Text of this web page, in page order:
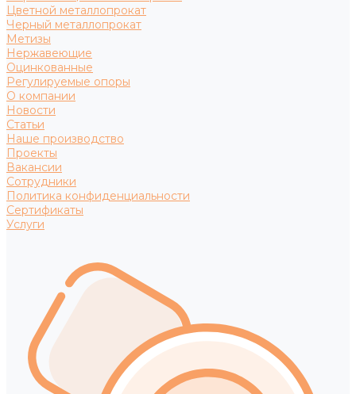
Цветной металлопрокат
Черный металлопрокат
Метизы
Нержавеющие
Оцинкованные
Регулируемые опоры
О компании
Новости
Статьи
Наше производство
Проекты
Вакансии
Сотрудники
Политика конфиденциальности
Сертификаты
Услуги